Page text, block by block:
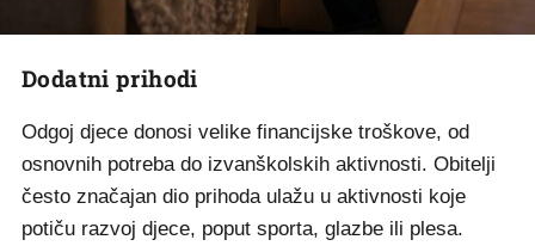
Dodatni prihodi
Odgoj djece donosi velike financijske troškove, od
osnovnih potreba do izvanškolskih aktivnosti. Obitelji
često značajan dio prihoda ulažu u aktivnosti koje
potiču razvoj djece, poput sporta, glazbe ili plesa.